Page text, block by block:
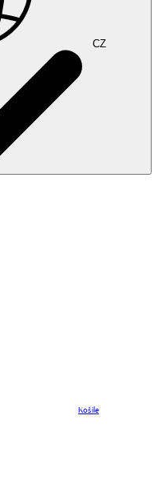
CZ
Košile